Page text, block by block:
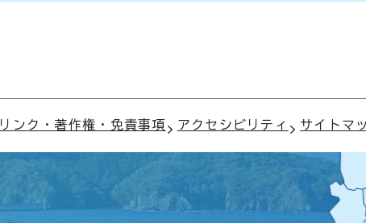
リンク・著作権・免責事項 アクセシビリティ サイトマ